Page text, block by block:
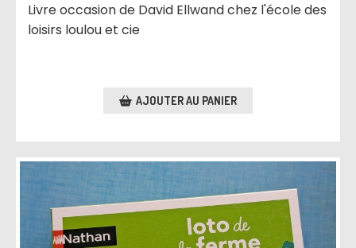
Livre occasion de David Ellwand chez l'école des
loisirs loulou et cie
AJOUTER AU PANIER